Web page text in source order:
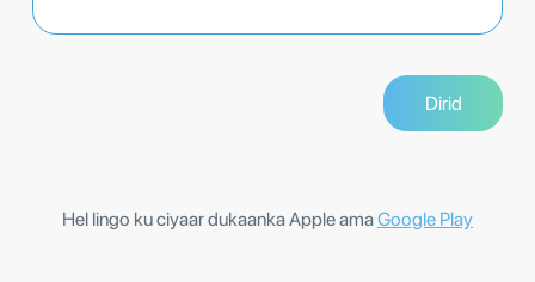
Hel lingo ku ciyaar dukaanka Apple amaGoogle Play